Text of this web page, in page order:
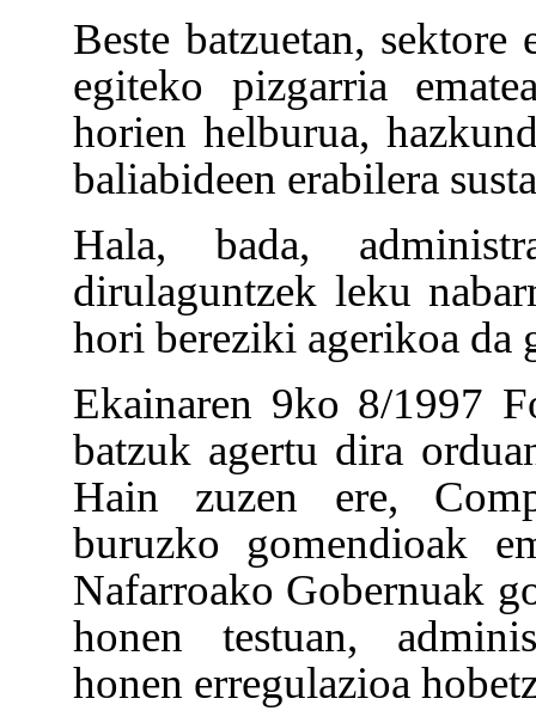
Beste batzuetan,
egiteko pizgarria
horien helburua,
baliabideen erabilera
Hala, bada,
dirulaguntzek leku
hori bereziki agerikoa da
Ekainaren 9ko 8/1997
batzuk agertu dira
Hain zuzen ere,
buruzko gomendioak
Nafarroako Gobernuak
honen testuan,
honen erregulazioa